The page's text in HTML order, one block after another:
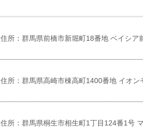
住所：群馬県前橋市新堀町18番地 ベイシア
住所：群馬県高崎市棟高町1400番地 イオン
住所：群馬県桐生市相生町1丁目124番1号